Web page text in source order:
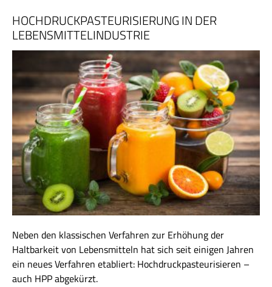
HOCHDRUCKPASTEURISIERUNG IN DER
LEBENSMITTELINDUSTRIE
Neben den klassischen Verfahren zur Erhöhung der
Haltbarkeit von Lebensmitteln hat sich seit einigen Jahren
ein neues Verfahren etabliert: Hochdruckpasteurisieren –
auch HPP abgekürzt.